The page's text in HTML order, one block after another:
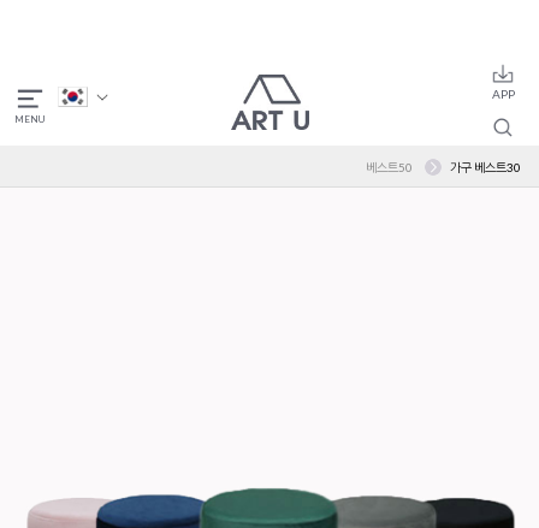
베스트50 가구 베스트30